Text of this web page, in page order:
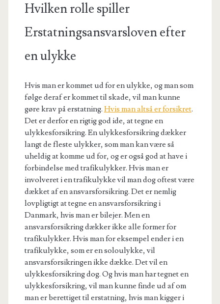
Hvilken rolle spiller
Erstatningsansvarsloven efter
en ulykke
Hvis man er kommet ud for en ulykke, og man som
følge deraf er kommet til skade, vil man kunne
gøre krav på erstatning. Hvis man altså er forsikret.
Det er derfor en rigtig god ide, at tegne en
ulykkesforsikring. En ulykkesforsikring dækker
langt de fleste ulykker, som man kan være så
uheldig at komme ud for, og er også god at have i
forbindelse med trafikulykker. Hvis man er
involveret i en trafikulykke vil man dog oftest være
dækket af en ansvarsforsikring. Det er nemlig
lovpligtigt at tegne en ansvarsforsikring i
Danmark, hvis man er bilejer. Men en
ansvarsforsikring dækker ikke alle former for
trafikulykker. Hvis man for eksempel ender i en
trafikulykke, som er en soloulykke, vil
ansvarsforsikringen ikke dække. Det vil en
ulykkesforsikring dog. Og hvis man har tegnet en
ulykkesforsikring, vil man kunne finde ud af om
man er berettiget til erstatning, hvis man kigger i